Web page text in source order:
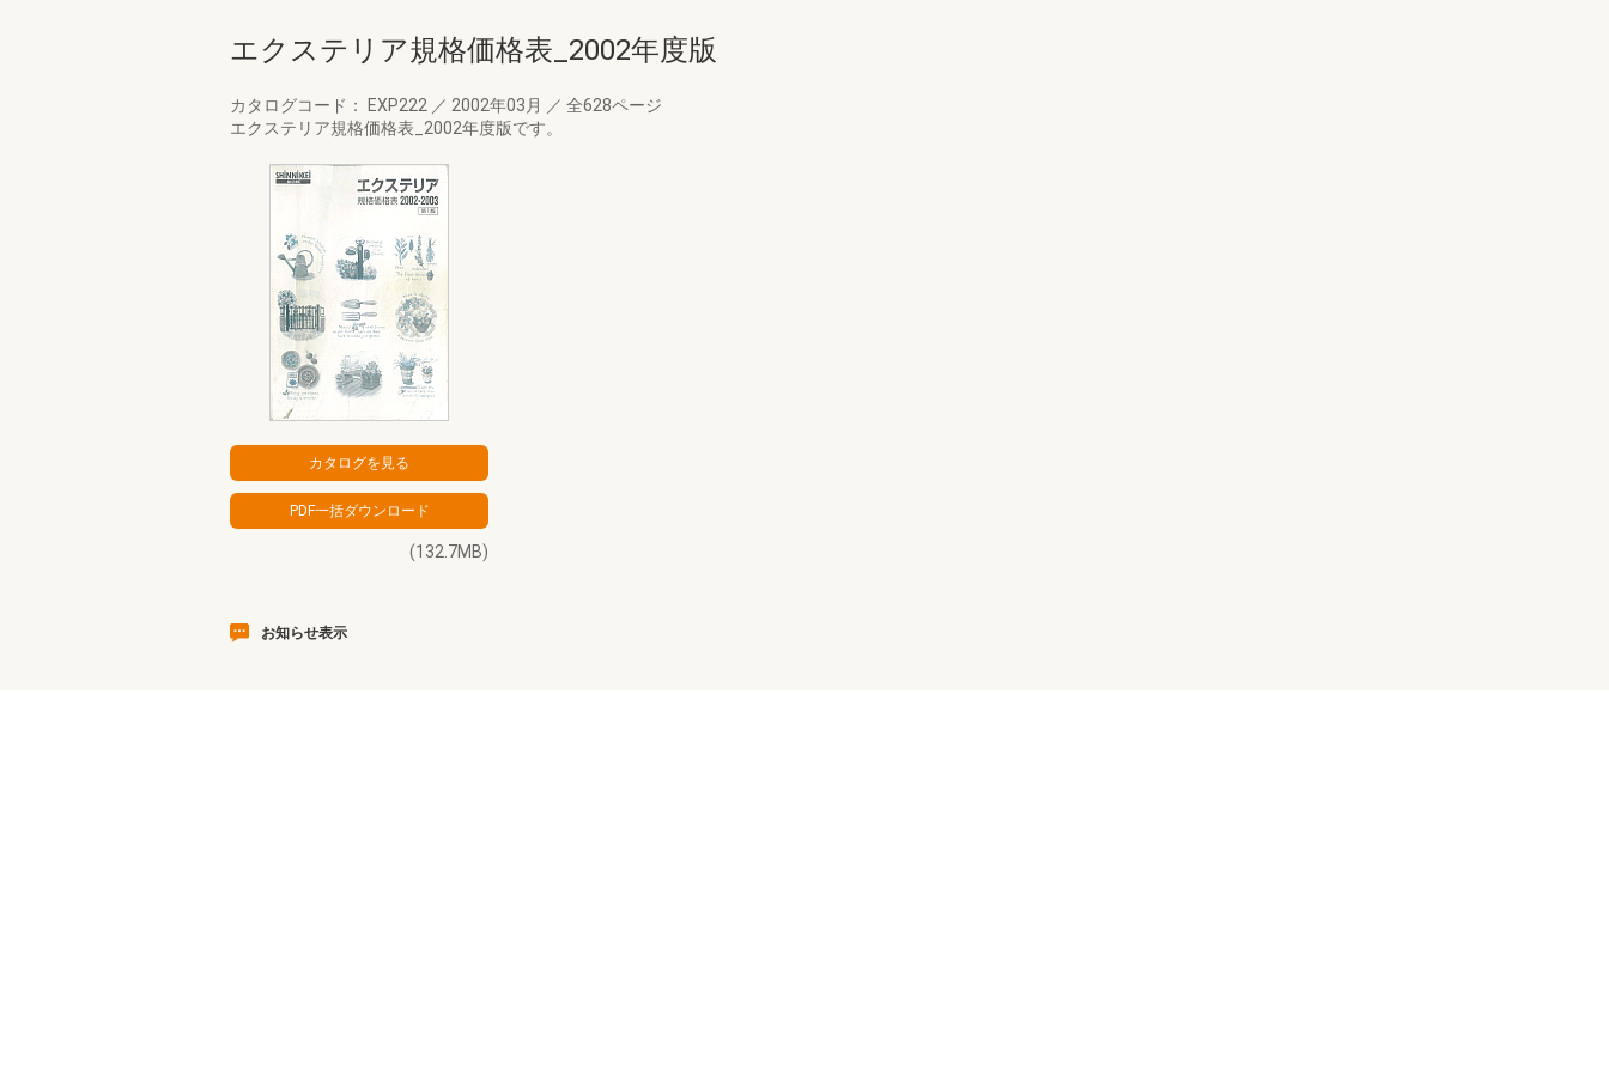
エクステリア規格価格表_2002年度版
カタログコード： EXP222 ／ 2002年03月 ／ 全628ページ
エクステリア規格価格表_2002年度版です。
(132.7MB)
お知らせ表示